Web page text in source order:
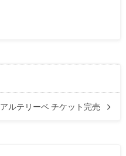
アルテリーベ チケット完売